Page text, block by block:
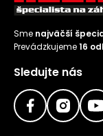
Sme najväčší
Prevádzkujeme16
Sledujte nás